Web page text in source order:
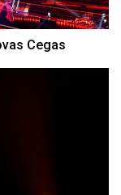
Cegas